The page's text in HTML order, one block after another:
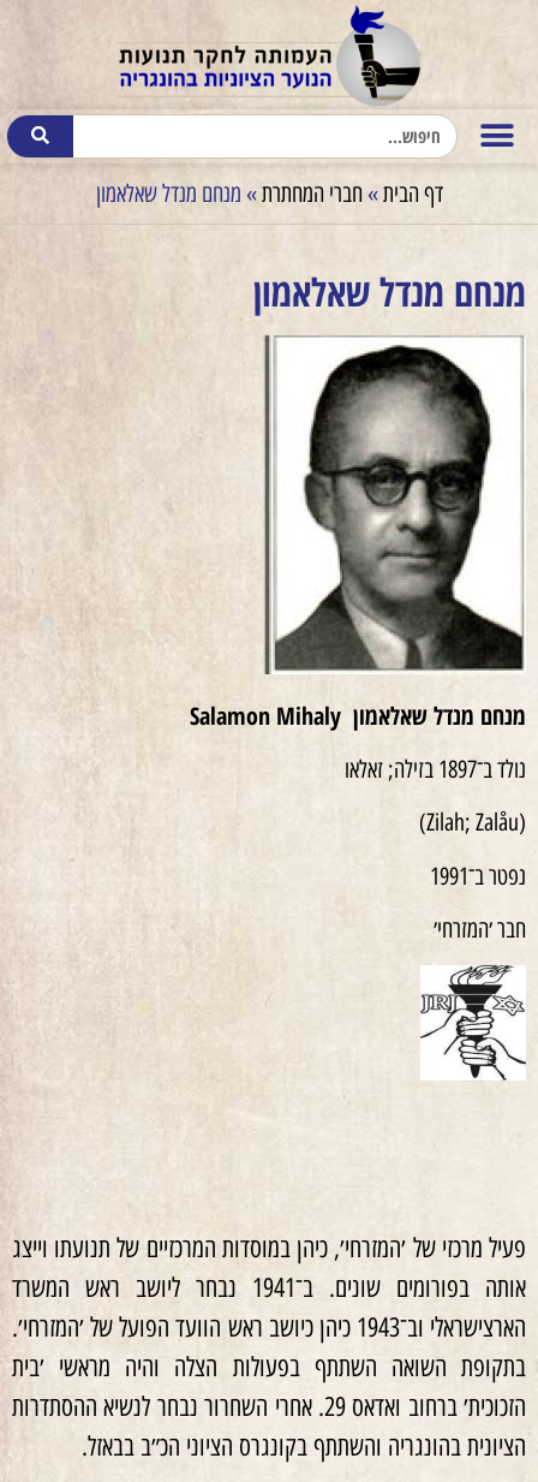
דף הבית»חברי המחתרת» מנחם מנדל שאלאמון
מנחם מנדל שאלאמון
מנחם מנדל שאלאמון Salamon Mihaly
נולד ב־1897 בזילה; זאלאו
(Zilah; Zalåu)
נפטר ב־1991
חבר ׳המזרחי׳
פעיל מרכזי של ׳המזרחי׳, כיהן במוסדות המרכזיים של תנועתו וייצג
אותה בפורומים שונים. ב־1941 נבחר ליושב ראש המשרד
הארצישראלי וב־1943 כיהן כיושב ראש הוועד הפועל של ׳המזרחי׳.
בתקופת השואה השתתף בפעולות הצלה והיה מראשי ׳בית
הזכוכית׳ ברחוב ואדאס 29. אחרי השחרור נבחר לנשיא ההסתדרות
הציונית בהונגריה והשתתף בקונגרס הציוני הכ״ב בבאזל.